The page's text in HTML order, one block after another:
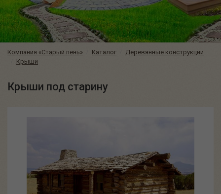
Компания «Старый пень» Каталог
Деревянные конструкции
Крыши
Крыши под старину